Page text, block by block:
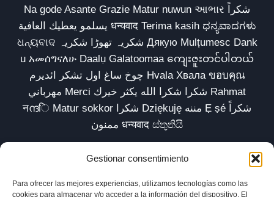
Gestionar consentimiento
Para ofrecer las mejores experiencias, utilizamos tecnologías como las
cookies para almacenar y/o acceder a la información del dispositivo. El
Na gode Asante Grazie Matur nuwun આભાર شكراً
يسلمو يعطيك العافية धन्यवाद Terima kasih ಧನ್ಯವಾದಗಳು
ଧନ୍ୟବାଦ شکریہ تھوڑا شکریہ Дякую Mulțumesc Dank
u አመሰግናለሁ Daalụ Galatoomaa ကျေးဇူးတင်ပါတယ်
چوخ ساغ اول تشکر ائدیرم Hvala Хвала ขอบคุณ
مهرباني Merci شكرا شكرا الله يكثر خيرك Rahmat
नന്ദि Matur sokkor شكرا Dziękuję مننه Ẹ ṣé شكراً
ممنون धन्यवाद ස්තුතියි
Inicio Biblioteca Parábolas TV Comunidad